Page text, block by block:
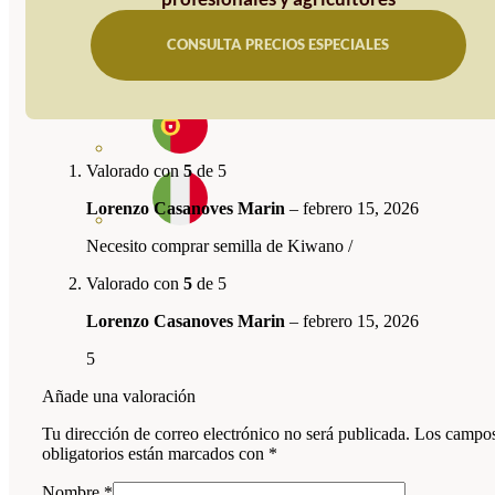
CONSULTA PRECIOS ESPECIALES
Valorado con 5de 5
Lorenzo Casanoves Marin – febrero 15, 2026
Necesito comprar semilla de Kiwano /
Valorado con 5 de 5
Lorenzo Casanoves Marin – febrero 15, 2026
5
Añade una valoración
Tu dirección de correo electrónico no será publicada. Los
obligatorios están marcados con *